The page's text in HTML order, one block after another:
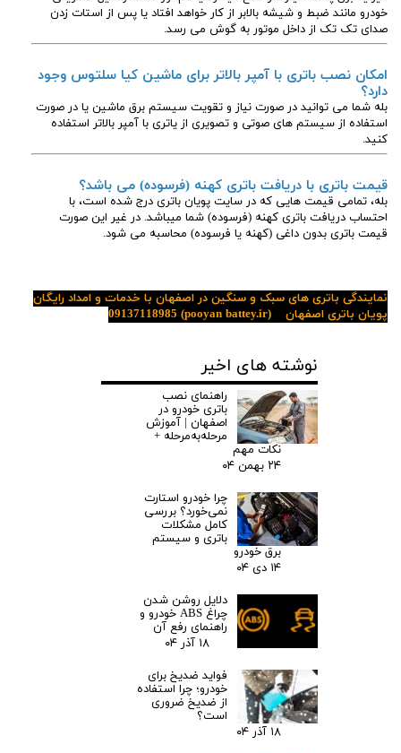
خودرو مانند ضبط و شیشه بالابر از کار خواهد افتاد یا پس از استات زدن
صدای تک تک از داخل موتور به گوش می رسد.
امکان نصب باتری با آمپر بالاتر برای ماشین کیا سلتوس وجود
دارد؟
بله شما می توانید در صورت نیاز و تقویت سیستم برق ماشین یا در صورت
استفاده از سیستم های صوتی و تصویری از یاتری با آمپر بالاتر استفاده
کنید.
قیمت باتری با دریافت باتری کهنه (فرسوده) می باشد؟
بله، تمامی قیمت هایی که در سایت پویان باتری درج شده است، با
احتساب دریافت باتری کهنه (فرسوده) شما میباشد. در غیر این صورت
قیمت باتری بدون داغی (کهنه یا فرسوده) محاسبه می شود.
نمایندگی باتری های سبک و سنگین در اصفهان با خدمات و امداد رایگان
پویان باتری اصفهان
(pooyan battey.ir)
09137118985
نوشته های اخیر
راهنمای نصب
باتری خودرو در
اصفهان | آموزش
مرحله‌به‌مرحله +
نکات مهم
۲۴ بهمن ۰۴
چرا خودرو استارت
نمی‌خورد؟ بررسی
کامل مشکلات
باتری و سیستم
برق خودرو
۱۴ دی ۰۴
دلایل روشن شدن
چراغ ABS خودرو و
راهنمای رفع آن
۱۸ آذر ۰۴
فواید ضدیخ برای
خودرو؛ چرا استفاده
از ضدیخ ضروری
است؟
۱۸ آذر ۰۴